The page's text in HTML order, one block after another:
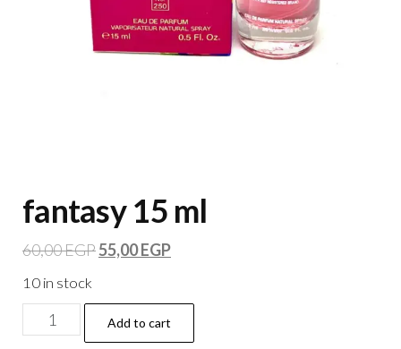
fantasy 15 ml
60,00EGP55,00EGP
10 in stock
Add to cart